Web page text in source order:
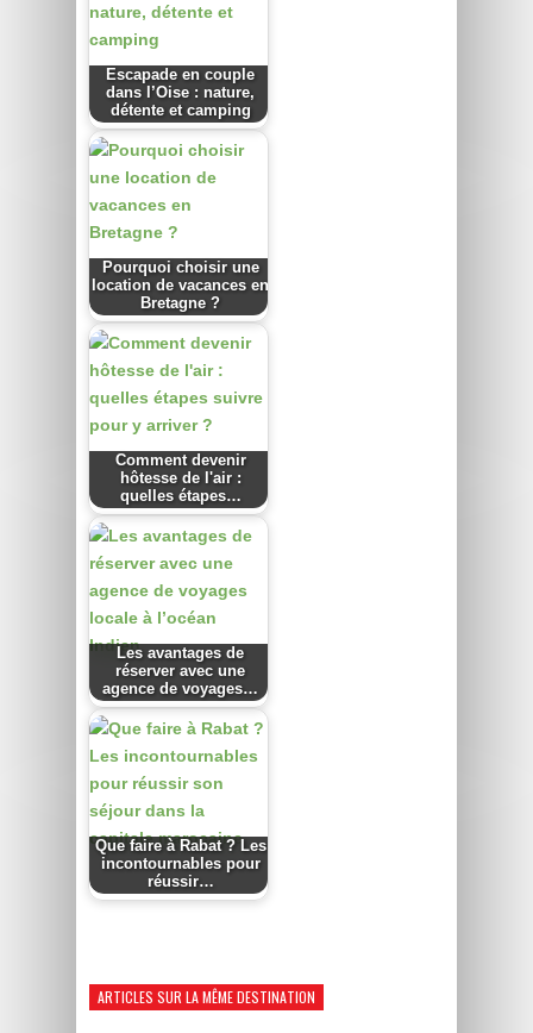
Escapade en couple
dans l’Oise : nature,
détente et camping
Pourquoi choisir une
location de vacances en
Bretagne ?
Comment devenir
hôtesse de l'air :
quelles étapes…
Les avantages de
réserver avec une
agence de voyages…
Que faire à Rabat ? Les
incontournables pour
réussir…
ARTICLES SUR LA MÊME DESTINATION